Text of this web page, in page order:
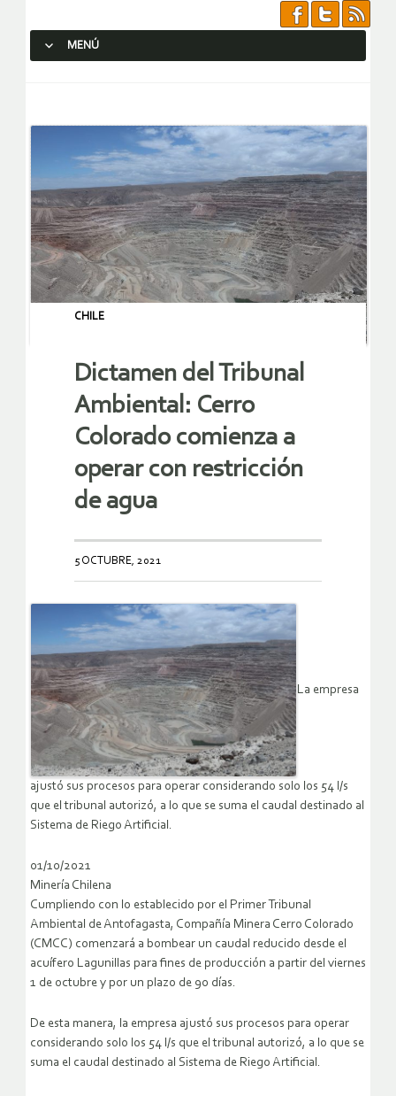
MENÚ
CHILE
Dictamen del Tribunal
Ambiental: Cerro
Colorado comienza a
operar con restricción
de agua
5 OCTUBRE, 2021
La empresa
ajustó sus procesos para operar considerando solo los 54 l/s
que el tribunal autorizó, a lo que se suma el caudal destinado al
Sistema de Riego Artificial.
01/10/2021
Minería Chilena
Cumpliendo con lo establecido por el Primer Tribunal
Ambiental de Antofagasta, Compañía Minera Cerro Colorado
(CMCC) comenzará a bombear un caudal reducido desde el
acuífero Lagunillas para fines de producción a partir del viernes
1 de octubre y por un plazo de 90 días.
De esta manera, la empresa ajustó sus procesos para operar
considerando solo los 54 l/s que el tribunal autorizó, a lo que se
suma el caudal destinado al Sistema de Riego Artificial.